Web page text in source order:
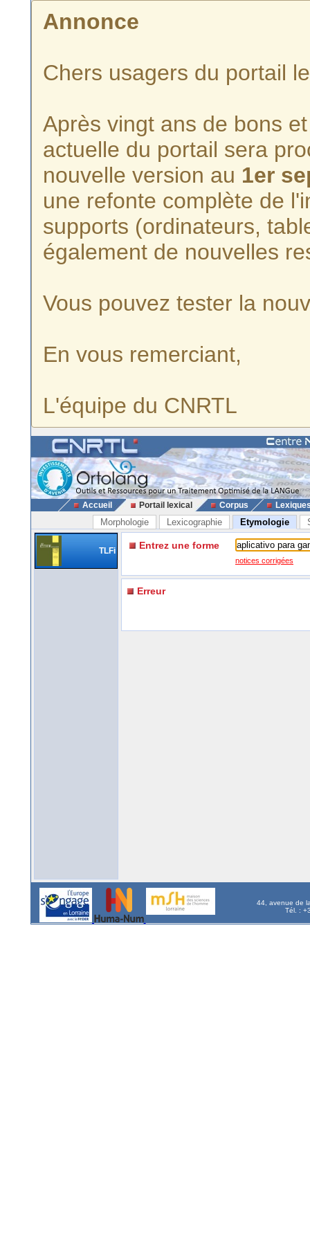
Annonce
Chers usagers du portail
Après vingt ans de bons
actuelle du portail sera
nouvelle version au 1er
une refonte complète de
supports (ordinateurs,
également de nouvelles
Vous pouvez tester la
En vous remerciant,
L'équipe du CNRTL
Accueil Portail lexical Corpus
Morphologie Lexicographie Etymologie
TLFi Entrez une forme
notices corrigées
Erreur
44, avenue de
Tél. :